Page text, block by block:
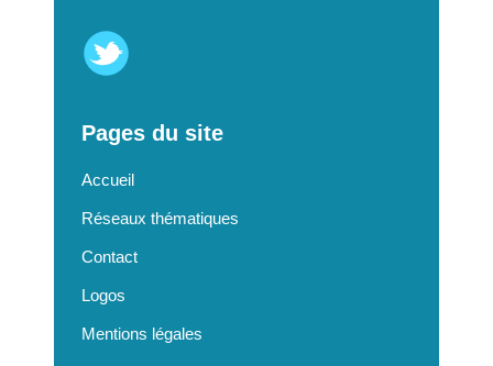
Pages du site
Accueil
Réseaux thématiques
Contact
Logos
Mentions légales